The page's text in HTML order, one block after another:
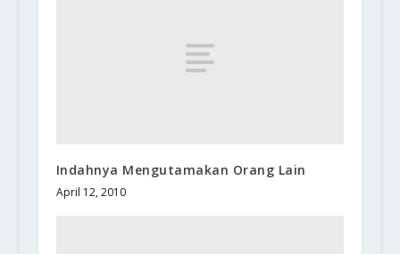
Indahnya Mengutamakan Orang Lain
April 12, 2010